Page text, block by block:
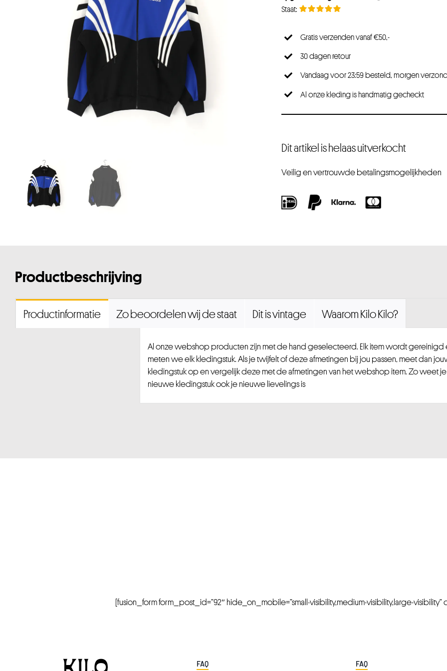
Gratis verzenden vanaf €50,-
30 dagen retour
Vandaag voor 23:59 besteld, morgen
Al onze kleding is handmatig gecheckt
Dit artikel is helaas uitverkocht
Veilig en vertrouwde betalingsmogelijkheden
Productbeschrijving
Productinformatie Zo beoordelen wij de staat Dit is vintage Waarom Kilo Kilo?
Al onze webshop producten zijn met de hand geselecteerd. Elk item wordt gereinigd
meten we elk kledingstuk. Als je twijfelt of deze afmetingen bij jou passen, meet dan
kledingstuk op en vergelijk deze met de afmetingen van het webshop item. Zo weet
nieuwe kledingstuk ook je nieuwe lievelings is
[fusion_form form_post_id=”92″ hide_on_mobile=”small-visibility,medium-visibility,large-visibility”
FAQ FAQ